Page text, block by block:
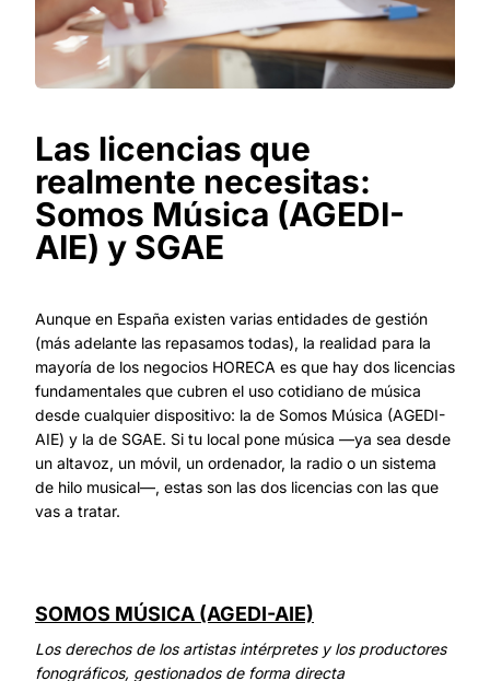
Las licencias que
realmente necesitas:
Somos Música (AGEDI-
AIE) y SGAE
Aunque en España existen varias entidades de gestión
(más adelante las repasamos todas), la realidad para la
mayoría de los negocios HORECA es que hay dos licencias
fundamentales que cubren el uso cotidiano de música
desde cualquier dispositivo: la de Somos Música (AGEDI-
AIE) y la de SGAE. Si tu local pone música —ya sea desde
un altavoz, un móvil, un ordenador, la radio o un sistema
de hilo musical—, estas son las dos licencias con las que
vas a tratar.
SOMOS MÚSICA (AGEDI-AIE)
Los derechos de los artistas intérpretes y los productores
fonográficos, gestionados de forma directa